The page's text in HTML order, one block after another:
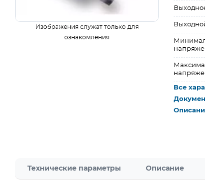
Изображения служат только для
ознакомления
Все
Технические параметры Описание